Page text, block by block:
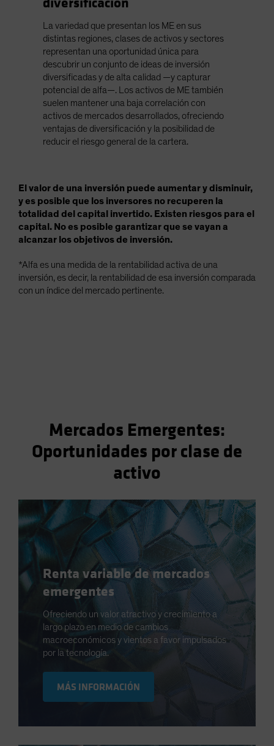
La variedad que presentan los ME en sus
distintas regiones, clases de activos y sectores
representan una oportunidad única para
descubrir un conjunto de ideas de inversión
diversificadas y de alta calidad —y capturar
potencial de alfa—. Los activos de ME también
suelen mantener una baja correlación con
activos de mercados desarrollados, ofreciendo
ventajas de diversificación y la posibilidad de
reducir el riesgo general de la cartera.
El valor de una inversión puede aumentar y disminuir,
y es posible que los inversores no recuperen la
totalidad del capital invertido. Existen riesgos para el
capital. No es posible garantizar que se vayan a
alcanzar los objetivos de inversión.
*Alfa es una medida de la rentabilidad activa de una
inversión, es decir, la rentabilidad de esa inversión comparada
con un índice del mercado pertinente.
Mercados Emergentes:
Oportunidades por clase de
activo
Renta variable de mercados
emergentes
Ofreciendo un valor atractivo y crecimiento a
largo plazo en medio de cambios
macroeconómicos y vientos a favor impulsados
por la tecnología.
MÁS INFORMACIÓN